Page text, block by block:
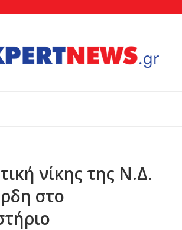
νίκης της Ν.Δ.
στο